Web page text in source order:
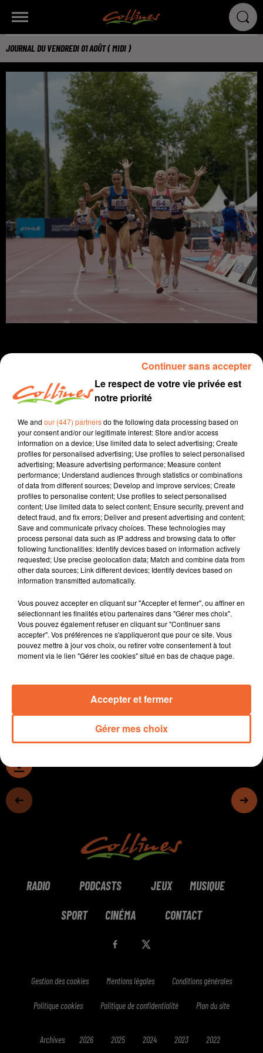
JOURNAL DU VENDREDI 01 AOÛT ( MIDI )
Infos
JOURNAL DU VENDREDI 01 AOÛT ( MIDI )
Patrice Bémanangy
L'info près de chez vous
L'utilité de l'application " Waze ". Elle a notamment
permis d'orienter les chauffeurs de poids lourds cette
semaine lors des travaux de rénovation du pont de
Thouars.
Une chasse au trésor tout cet été à Moncoutant
proposée par l'association " Les Seins'glées " au profit
des femmes atteintes d'un cancer du sein.
transformera en un atelier artistique en plein air avec
l'opération " Peintres au jardin ".
C'est avec le titre de championne de France Espoir sur
800 m. que la deux-sévrienne du Stade Niortais Emma
Gicquel est conviée au championnat de France Elite ce
RADIO PODCASTS JEUX MUSIQUE
SPORT CINÉMA CONTACT
Gestion des cookies Mentions légales Conditions générales
Politique cookies Politique de confidentialité Plan du site
Archives 2026 2025 2024 2023 2022
Le respect de votre vie privée est
notre priorité
We and our (447) partnersdo the following data processing based on
your consent and/or our legitimate interest: Store and/or access
information on a device; Use limited data to select advertising; Create
profiles for personalised advertising; Use profiles to select personalised
advertising; Measure advertising performance; Measure content
performance; Understand audiences through statistics or combinations
of data from different sources; Develop and improve services; Create
profiles to personalise content; Use profiles to select personalised
content; Use limited data to select content; Ensure security, prevent and
detect fraud, and fix errors; Deliver and present advertising and content;
Save and communicate privacy choices. These technologies may
process personal data such as IP address and browsing data to offer
following functionalities: Identify devices based on information actively
requested; Use precise geolocation data; Match and combine data from
other data sources; Link different devices; Identify devices based on
information transmitted automatically.
Vous pouvez accepter en cliquant sur "Accepter et fermer", ou affiner en
sélectionnant les finalités et/ou partenaires dans "Gérer mes choix".
Vous pouvez également refuser en cliquant sur "Continuer sans
accepter". Vos préférences ne s'appliqueront que pour ce site. Vous
pouvez mettre à jour vos choix, ou retirer votre consentement à tout
moment via le lien "Gérer les cookies" situé en bas de chaque page.
Gérer mes choix
Accepter et fermer
Continuer sans accepter